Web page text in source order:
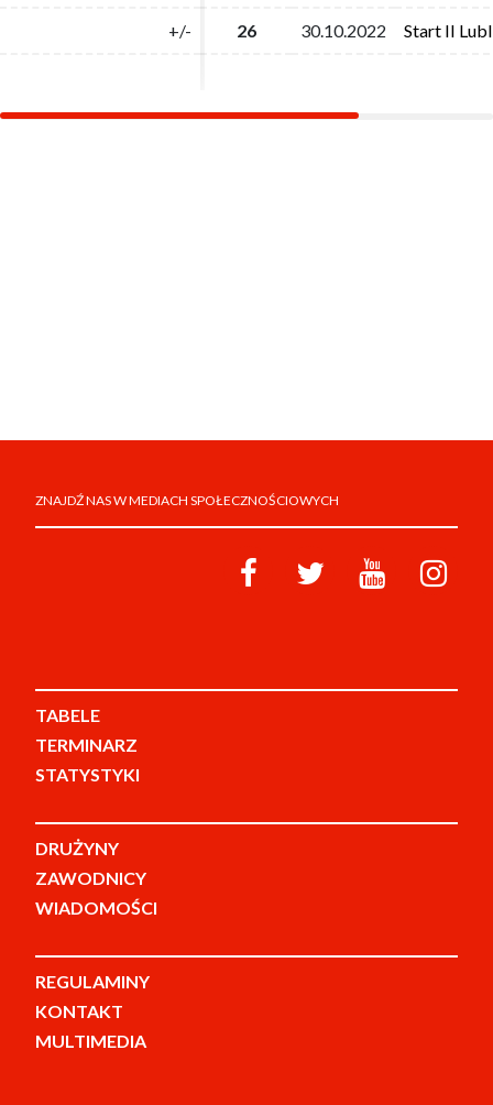
+/- 26 30.10.2022 Start II
+/- 26 30.10.2022 Start II
ZNAJDŹ NAS W MEDIACH SPOŁECZNOŚCIOWYCH
TABELE
TERMINARZ
STATYSTYKI
DRUŻYNY
ZAWODNICY
WIADOMOŚCI
REGULAMINY
KONTAKT
MULTIMEDIA